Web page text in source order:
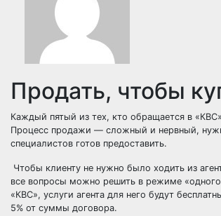
Продать, чтобы
Каждый пятый из тех, кто обращается в
Процесс продажи — сложный и нервный,
специалистов готов предоставить.
Чтобы клиенту не нужно было ходить из
все вопросы можно решить в режиме
«КВС», услуги агента для него будут
5% от суммы договора.